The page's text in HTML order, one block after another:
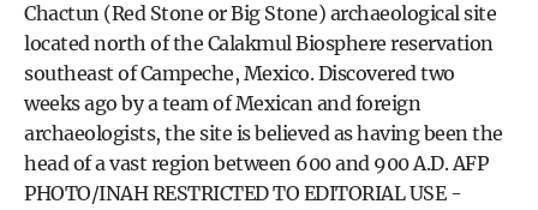
Chactun (Red Stone or Big Stone) archaeological site
located north of the Calakmul Biosphere reservation
southeast of Campeche, Mexico. Discovered two
weeks ago by a team of Mexican and foreign
archaeologists, the site is believed as having been the
head of a vast region between 600 and 900 A.D. AFP
PHOTO/INAH RESTRICTED TO EDITORIAL USE -